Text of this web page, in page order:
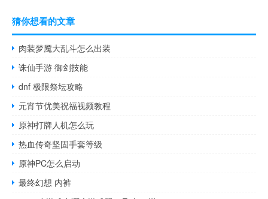
猜你想看的文章
肉装梦魇大乱斗怎么出装
诛仙手游 御剑技能
dnf 极限祭坛攻略
元宵节优美祝福视频教程
原神打牌人机怎么玩
热血传奇坚固手套等级
原神PC怎么启动
最终幻想 内裤